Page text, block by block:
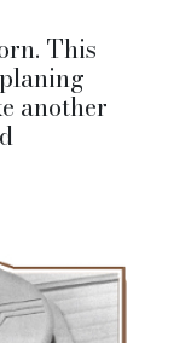
This
another